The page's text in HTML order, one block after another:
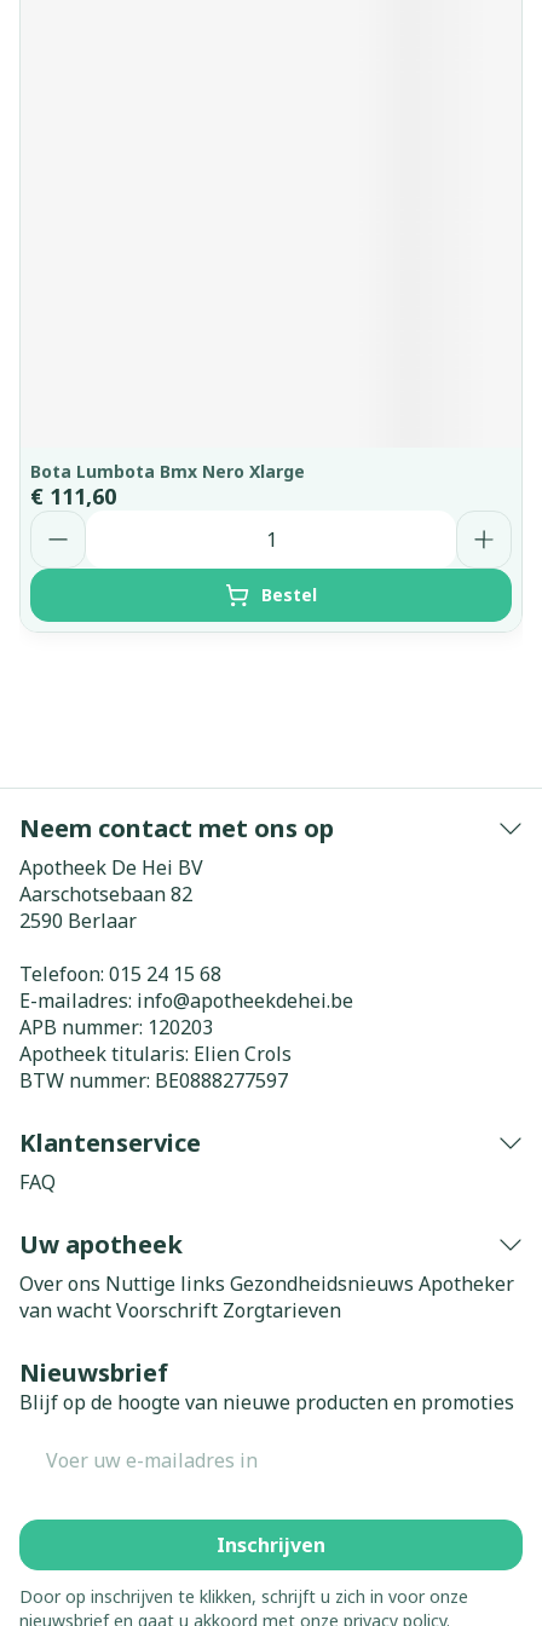
Bota Lumbota Bmx Nero Xlarge
€ 111,60
Aantal
Bestel
Neem contact met ons op
Apotheek De Hei BV
Aarschotsebaan 82
2590 Berlaar
Telefoon: 015 24 15 68
E-mailadres: info@apotheekdehei.be
APB nummer: 120203
Apotheek titularis: Elien Crols
BTW nummer: BE0888277597
Klantenservice
FAQ
Uw apotheek
Over ons Nuttige links Gezondheidsnieuws Apotheker
van wachtVoorschrift Zorgtarieven
Nieuwsbrief
Blijf op de hoogte van nieuwe producten en promoties
Inschrijven
Door op inschrijven te klikken, schrijft u zich in voor onze
nieuwsbrief en gaat u akkoord met onze privacy policy.